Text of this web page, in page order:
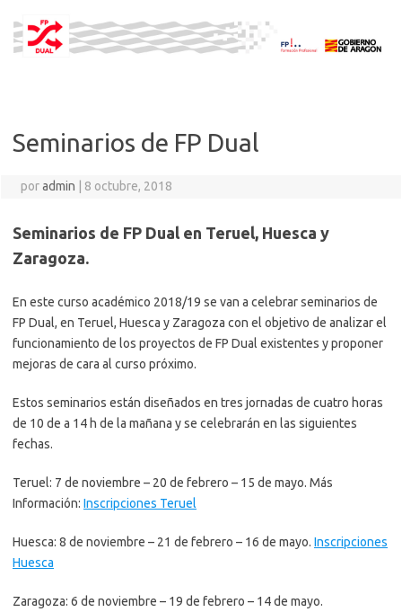
contenido
Seminarios de FP Dual
poradmin 8 octubre, 2018
Seminarios de FP Dual en Teruel, Huesca y
Zaragoza.
En este curso académico 2018/19 se van a celebrar seminarios de
FP Dual, en Teruel, Huesca y Zaragoza con el objetivo de analizar el
funcionamiento de los proyectos de FP Dual existentes y proponer
mejoras de cara al curso próximo.
Estos seminarios están diseñados en tres jornadas de cuatro horas
de 10 de a 14 h de la mañana y se celebrarán en las siguientes
fechas.
Teruel: 7 de noviembre – 20 de febrero – 15 de mayo. Más
Información: Inscripciones Teruel
Huesca: 8 de noviembre – 21 de febrero – 16 de mayo. Inscripciones
Huesca
Zaragoza: 6 de noviembre – 19 de febrero – 14 de mayo.